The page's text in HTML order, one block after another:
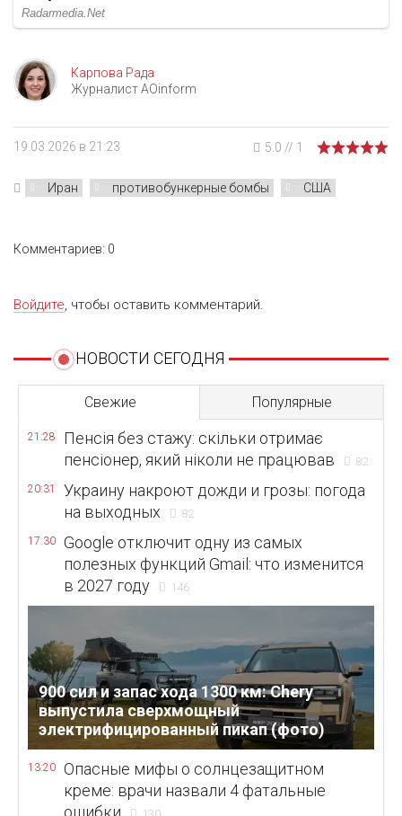
Карпова Рада
Журналист AOinform
19.03.2026 в 21:23 5.0 // 1
Иран противобункерные бомбы США
Комментариев: 0
Войдите, чтобы оставить комментарий.
НОВОСТИ СЕГОДНЯ
Свежие Популярные
21:28
Пенсія без стажу: скільки отримає
пенсіонер, який ніколи не працював
82
20:31
Украину накроют дожди и грозы: погода
на выходных
82
17:30
Google отключит одну из самых
полезных функций Gmail: что изменится
в 2027 году
146
900 сил и запас хода 1300 км: Chery
выпустила сверхмощный
электрифицированный пикап (фото)
13:20
Опасные мифы о солнцезащитном
креме: врачи назвали 4 фатальные
ошибки